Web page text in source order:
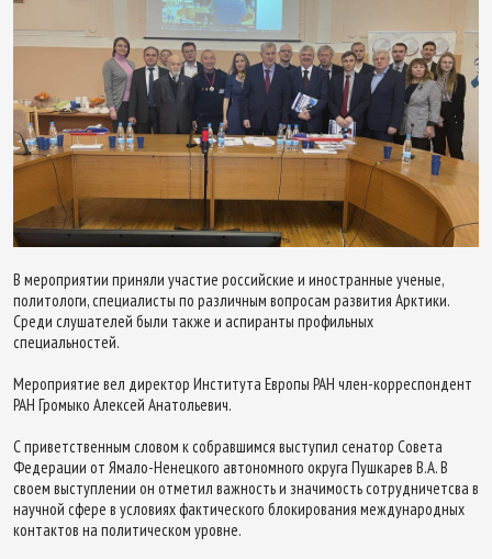
В мероприятии приняли участие российские и иностранные ученые,
политологи, специалисты по различным вопросам развития Арктики.
Среди слушателей были также и аспиранты профильных
специальностей.
Мероприятие вел директор Института Европы РАН член-корреспондент
РАН Громыко Алексей Анатольевич.
С приветственным словом к собравшимся выступил сенатор Совета
Федерации от Ямало-Ненецкого автономного округа Пушкарев В.А. В
своем выступлении он отметил важность и значимость сотрудничетсва в
научной сфере в условиях фактического блокирования международных
контактов на политическом уровне.